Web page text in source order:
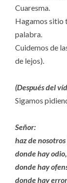
Cuaresma.
Hagamos sitio
palabra.
Cuidemos de
de lejos).
(Después del
Sigamos
Señor:
haz de
donde hay
donde hay
donde hay